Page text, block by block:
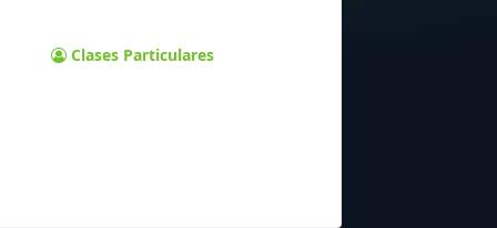
Clases Particulares